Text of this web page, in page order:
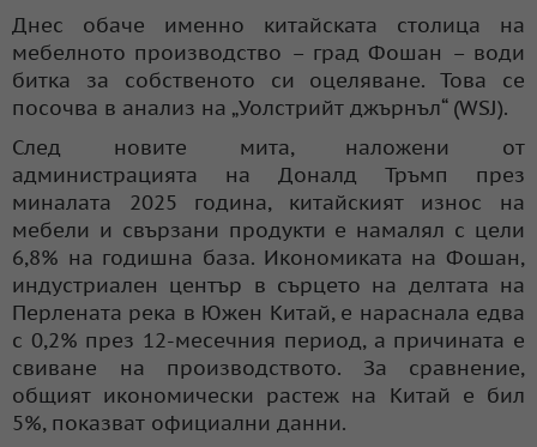
Днес обаче именно китайската столица на
мебелното производство – град Фошан – води
битка за собственото си оцеляване. Това се
посочва в анализ на „Уолстрийт джърнъл“ (WSJ).
След новите мита, наложени от
администрацията на Доналд Тръмп през
миналата 2025 година, китайският износ на
мебели и свързани продукти е намалял с цели
6,8% на годишна база. Икономиката на Фошан,
индустриален център в сърцето на делтата на
Перлената река в Южен Китай, е нараснала едва
с 0,2% през 12-месечния период, а причината е
свиване на производството. За сравнение,
общият икономически растеж на Китай е бил
5%, показват официални данни.